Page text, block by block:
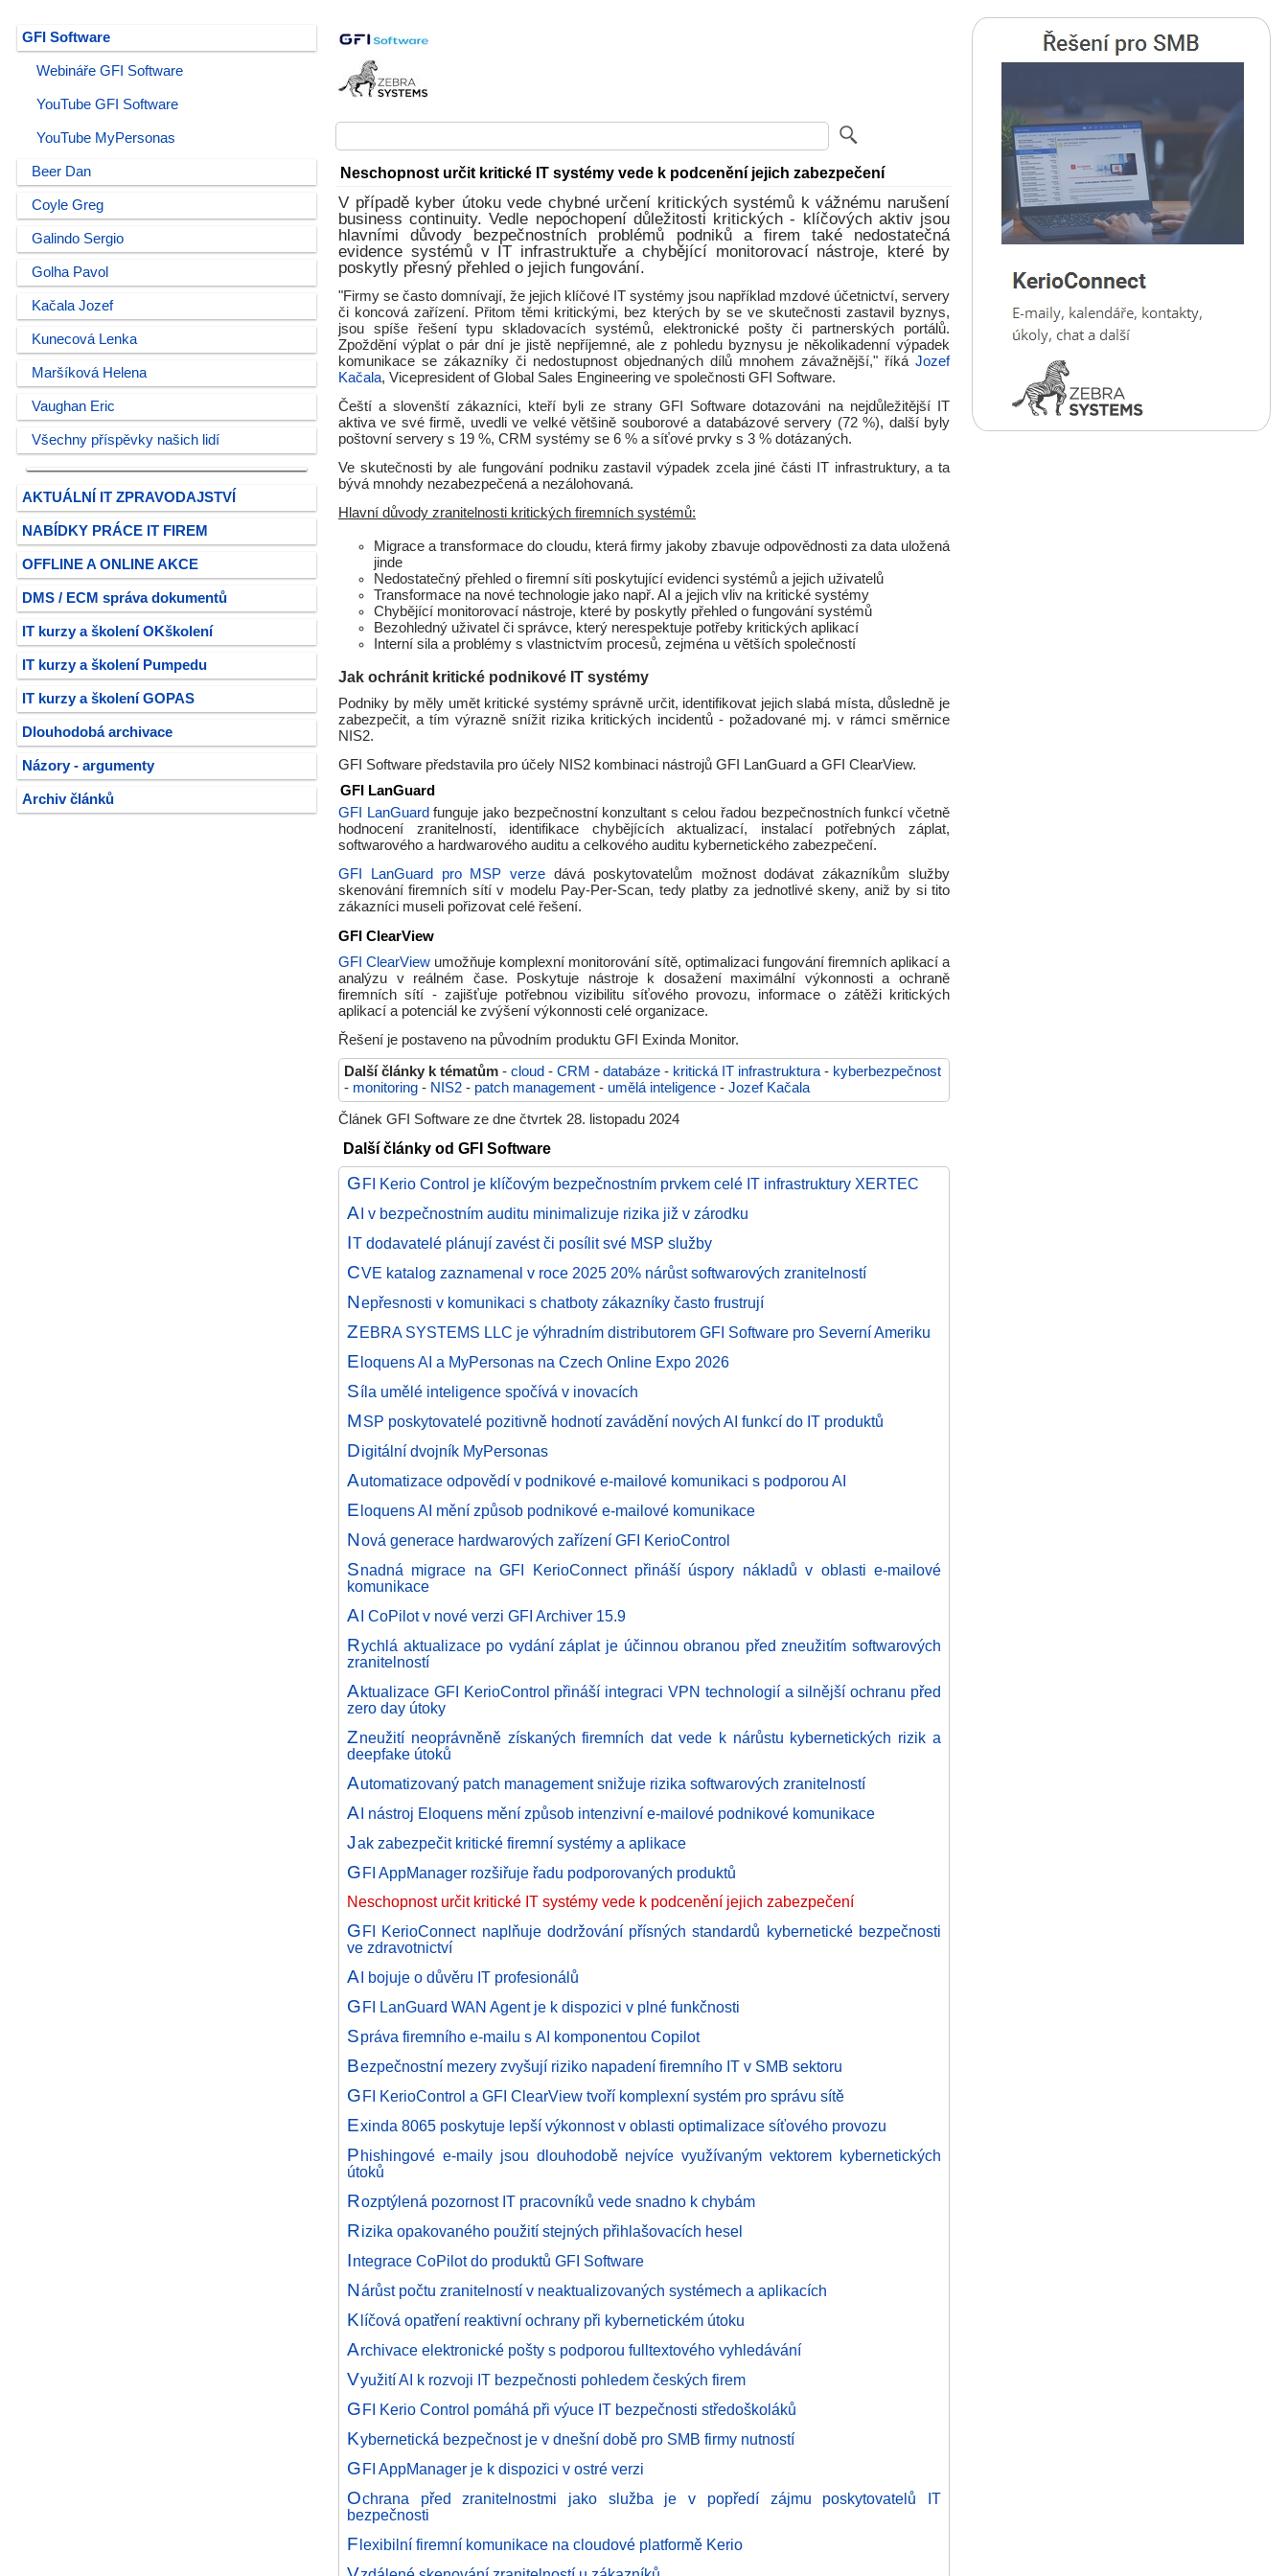
GFI Software
Webináře GFI Software
YouTube GFI Software
YouTube MyPersonas
Beer Dan
Coyle Greg
Galindo Sergio
Golha Pavol
Kačala Jozef
Kunecová Lenka
Maršíková Helena
Vaughan Eric
Všechny příspěvky našich lidí
AKTUÁLNÍ IT ZPRAVODAJSTVÍ
NABÍDKY PRÁCE IT FIREM
OFFLINE A ONLINE AKCE
DMS / ECM správa dokumentů
IT kurzy a školení OKškolení
IT kurzy a školení Pumpedu
IT kurzy a školení GOPAS
Dlouhodobá archivace
Názory - argumenty
Archiv článků
Neschopnost určit kritické IT systémy vede k podcenění jejich zabezpečení
V případě kyber útoku vede chybné určení kritických systémů k vážnému narušení
business continuity. Vedle nepochopení důležitosti kritických - klíčových aktiv jsou
hlavními důvody bezpečnostních problémů podniků a firem také nedostatečná
evidence systémů v IT infrastruktuře a chybějící monitorovací nástroje, které by
poskytly přesný přehled o jejich fungování.
"Firmy se často domnívají, že jejich klíčové IT systémy jsou například mzdové účetnictví, servery
či koncová zařízení. Přitom těmi kritickými, bez kterých by se ve skutečnosti zastavil byznys,
jsou spíše řešení typu skladovacích systémů, elektronické pošty či partnerských portálů.
Zpoždění výplat o pár dní je jistě nepříjemné, ale z pohledu byznysu je několikadenní výpadek
komunikace se zákazníky či nedostupnost objednaných dílů mnohem závažnější," říká Jozef
Kačala, Vicepresident of Global Sales Engineering ve společnosti GFI Software.
Čeští a slovenští zákazníci, kteří byli ze strany GFI Software dotazováni na nejdůležitější IT
aktiva ve své firmě, uvedli ve velké většině souborové a databázové servery (72 %), další byly
poštovní servery s 19 %, CRM systémy se 6 % a síťové prvky s 3 % dotázaných.
Ve skutečnosti by ale fungování podniku zastavil výpadek zcela jiné části IT infrastruktury, a ta
bývá mnohdy nezabezpečená a nezálohovaná.
Hlavní důvody zranitelnosti kritických firemních systémů:
Migrace a transformace do cloudu, která firmy jakoby zbavuje odpovědnosti za data uložená
jinde
Nedostatečný přehled o firemní síti poskytující evidenci systémů a jejich uživatelů
Transformace na nové technologie jako např. AI a jejich vliv na kritické systémy
Chybějící monitorovací nástroje, které by poskytly přehled o fungování systémů
Bezohledný uživatel či správce, který nerespektuje potřeby kritických aplikací
Interní sila a problémy s vlastnictvím procesů, zejména u větších společností
Jak ochránit kritické podnikové IT systémy
Podniky by měly umět kritické systémy správně určit, identifikovat jejich slabá místa, důsledně je
zabezpečit, a tím výrazně snížit rizika kritických incidentů - požadované mj. v rámci směrnice
NIS2.
GFI Software představila pro účely NIS2 kombinaci nástrojů GFI LanGuard a GFI ClearView.
GFI LanGuard
GFI LanGuard funguje jako bezpečnostní konzultant s celou řadou bezpečnostních funkcí včetně
hodnocení zranitelností, identifikace chybějících aktualizací, instalací potřebných záplat,
softwarového a hardwarového auditu a celkového auditu kybernetického zabezpečení.
GFI LanGuard pro MSP verze dává poskytovatelům možnost dodávat zákazníkům služby
skenování firemních sítí v modelu Pay-Per-Scan, tedy platby za jednotlivé skeny, aniž by si tito
zákazníci museli pořizovat celé řešení.
GFI ClearView
GFI ClearView umožňuje komplexní monitorování sítě, optimalizaci fungování firemních aplikací a
analýzu v reálném čase. Poskytuje nástroje k dosažení maximální výkonnosti a ochraně
firemních sítí - zajišťuje potřebnou vizibilitu síťového provozu, informace o zátěži kritických
aplikací a potenciál ke zvýšení výkonnosti celé organizace.
Řešení je postaveno na původním produktu GFI Exinda Monitor.
Další články k tématům - cloud - CRM - databáze - kritická IT infrastruktura- kyberbezpečnost
- monitoring - NIS2 - patch management - umělá inteligence - Jozef Kačala
Článek GFI Software ze dne čtvrtek 28. listopadu 2024
Další články od GFI Software
G FI Kerio Control je klíčovým bezpečnostním prvkem celé IT infrastruktury XERTEC
A I v bezpečnostním auditu minimalizuje rizika již v zárodku
IT dodavatelé plánují zavést či posílit své MSP služby
CVE katalog zaznamenal v roce 2025 20% nárůst softwarových zranitelností
Nepřesnosti v komunikaci s chatboty zákazníky často frustrují
Z EBRA SYSTEMS LLC je výhradním distributorem GFI Software pro Severní Ameriku
E loquens AI a MyPersonas na Czech Online Expo 2026
Síla umělé inteligence spočívá v inovacích
MSP poskytovatelé pozitivně hodnotí zavádění nových AI funkcí do IT produktů
Digitální dvojník MyPersonas
Automatizace odpovědí v podnikové e-mailové komunikaci s podporou AI
E loquens AI mění způsob podnikové e-mailové komunikace
Nová generace hardwarových zařízení GFI KerioControl
Snadná migrace na GFI KerioConnect přináší úspory nákladů v oblasti e-mailové
komunikace
A I CoPilot v nové verzi GFI Archiver 15.9
Rychlá aktualizace po vydání záplat je účinnou obranou před zneužitím softwarových
zranitelností
Aktualizace GFI KerioControl přináší integraci VPN technologií a silnější ochranu před
zero day útoky
Zneužití neoprávněně získaných firemních dat vede k nárůstu kybernetických rizik a
deepfake útoků
Automatizovaný patch management snižuje rizika softwarových zranitelností
A I nástroj Eloquens mění způsob intenzivní e-mailové podnikové komunikace
Jak zabezpečit kritické firemní systémy a aplikace
G FI AppManager rozšiřuje řadu podporovaných produktů
Neschopnost určit kritické IT systémy vede k podcenění jejich zabezpečení
G FI KerioConnect naplňuje dodržování přísných standardů kybernetické bezpečnosti
ve zdravotnictví
A I bojuje o důvěru IT profesionálů
G FI LanGuard WAN Agent je k dispozici v plné funkčnosti
Správa firemního e-mailu s AI komponentou Copilot
Bezpečnostní mezery zvyšují riziko napadení firemního IT v SMB sektoru
G FI KerioControl a GFI ClearView tvoří komplexní systém pro správu sítě
Exinda 8065 poskytuje lepší výkonnost v oblasti optimalizace síťového provozu
P hishingové e-maily jsou dlouhodobě nejvíce využívaným vektorem kybernetických
útoků
Rozptýlená pozornost IT pracovníků vede snadno k chybám
Rizika opakovaného použití stejných přihlašovacích hesel
Integrace CoPilot do produktů GFI Software
Nárůst počtu zranitelností v neaktualizovaných systémech a aplikacích
K líčová opatření reaktivní ochrany při kybernetickém útoku
Archivace elektronické pošty s podporou fulltextového vyhledávání
Využití AI k rozvoji IT bezpečnosti pohledem českých firem
G FI Kerio Control pomáhá při výuce IT bezpečnosti středoškoláků
Kybernetická bezpečnost je v dnešní době pro SMB firmy nutností
G FI AppManager je k dispozici v ostré verzi
Ochrana před zranitelnostmi jako služba je v popředí zájmu poskytovatelů IT
bezpečnosti
F lexibilní firemní komunikace na cloudové platformě Kerio